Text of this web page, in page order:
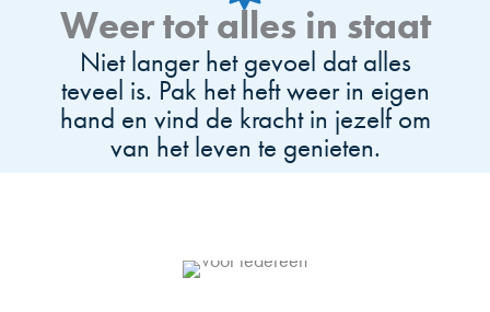
Weer tot alles in staat
Niet langer het gevoel dat alles
teveel is. Pak het heft weer in eigen
hand en vind de kracht in jezelf om
van het leven te genieten.